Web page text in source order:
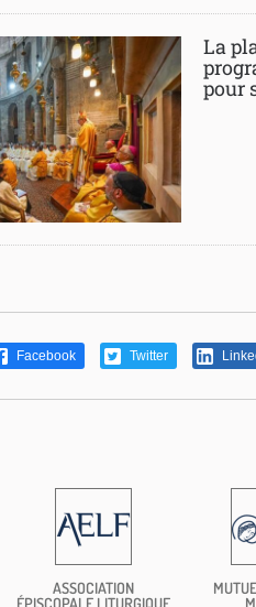
La
pour
Facebook Twitter
ASSOCIATION
ÉPISCOPALE LITURGIQUE